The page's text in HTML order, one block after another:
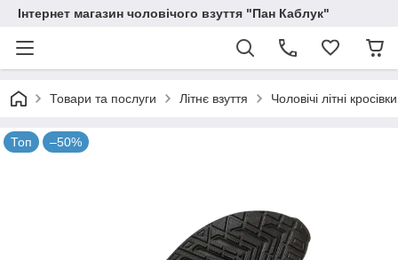
Інтернет магазин чоловічого взуття "Пан Каблук"
Товари та послуги Літнє взуття Чоловічі літні
Топ –50%